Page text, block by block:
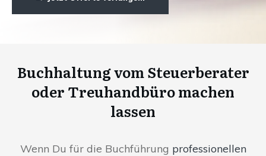
Buchhaltung vom Steuerberater
oder Treuhandbüro machen
lassen
Wenn Du für die Buchführung professionellen